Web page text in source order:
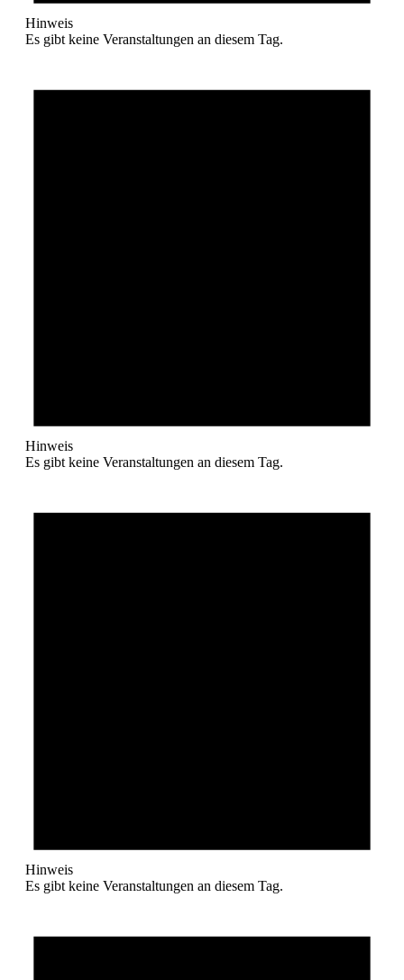
Hinweis
Es gibt keine Veranstaltungen an diesem Tag.
Hinweis
Es gibt keine Veranstaltungen an diesem Tag.
Hinweis
Es gibt keine Veranstaltungen an diesem Tag.